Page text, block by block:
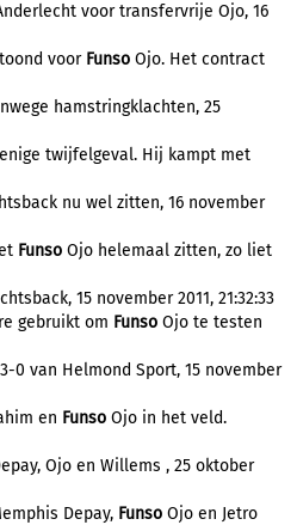
voor transfervrije Ojo, 16
voor Funso Ojo. Het contract
hamstringklachten, 25
twijfelgeval. Hij kampt met
nu wel zitten, 16 november
Funso Ojo helemaal zitten, zo liet
15 november 2011, 21:32:33
gebruikt om Funso Ojo te testen
0 van Helmond Sport, 15 november
en Funso Ojo in het veld.
Ojo en Willems , 25 oktober
Depay, Funso Ojo en Jetro